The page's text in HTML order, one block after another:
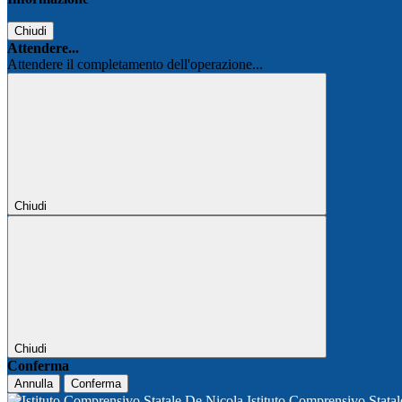
Chiudi
Attendere...
Attendere il completamento dell'operazione...
Chiudi
Chiudi
Conferma
Annulla Conferma